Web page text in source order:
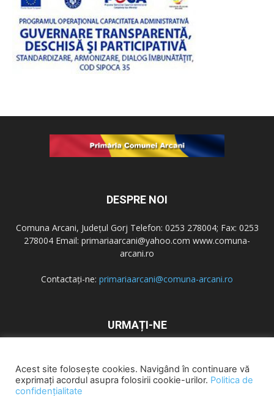
DESPRE NOI
Comuna Arcani, Județul Gorj Telefon: 0253 278004; Fax: 0253
278004 Email: primariaarcani@yahoo.com www.comuna-
arcani.ro
Contactați-ne: primariaarcani@comuna-arcani.ro
URMAȚI-NE
Acest site folosește cookies. Navigând în continuare vă
exprimați acordul asupra folosirii cookie-urilor. Politica de
confidențialitate